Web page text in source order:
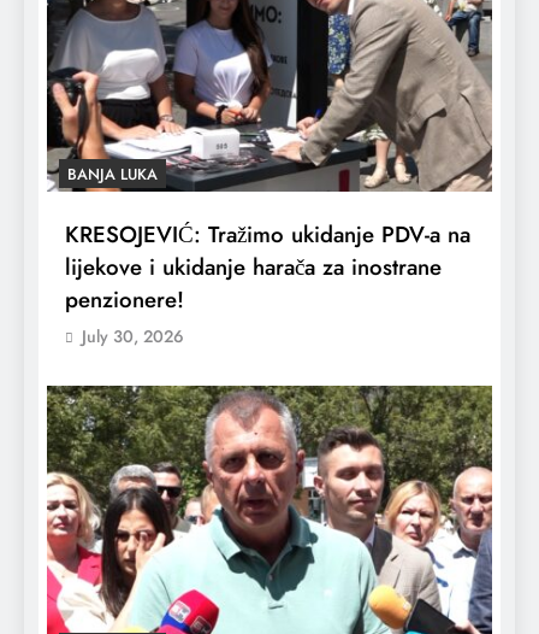
BANJA LUKA
KRESOJEVIĆ: Tražimo ukidanje PDV-a na
lijekove i ukidanje harača za inostrane
penzionere!
July 30, 2026